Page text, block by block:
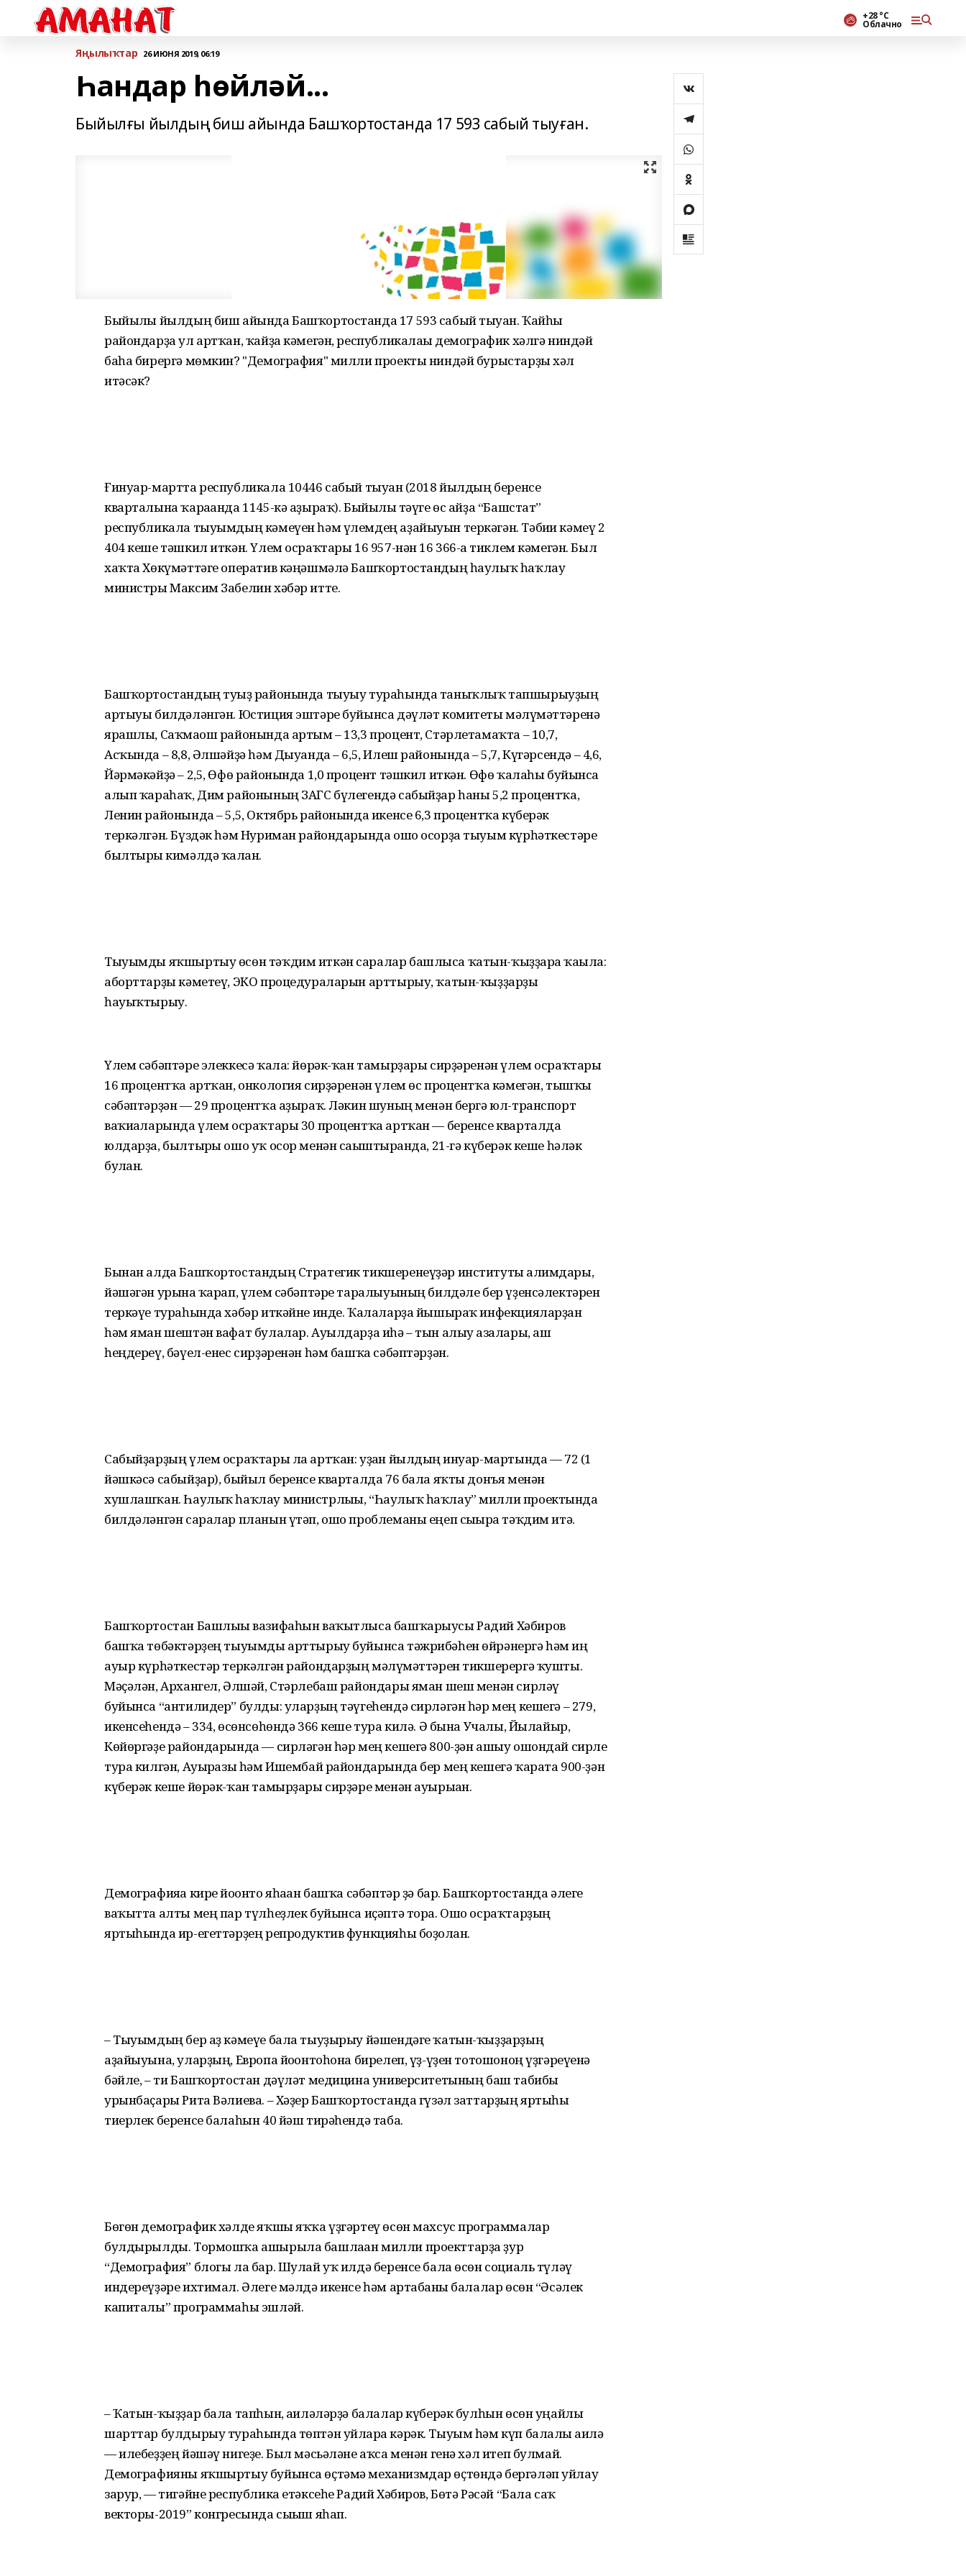
+28 °С
Облачно
Яңылыҡтар 26 ИЮНЯ 2019, 06:19
Һандар һөйләй...
Быйылғы йылдың биш айында Башҡортостанда 17 593 сабый тыуған.
Быйылғы йылдың биш айында Башҡортостанда 17 593 сабый тыуған. Ҡайһы
райондарҙа ул артҡан, ҡайҙа кәмегән, республикалағы демографик хәлгә ниндәй
баһа бирергә мөмкин? "Демография" милли проекты ниндәй бурыстарҙы хәл
итәсәк?
Ғинуар-мартта республикала 10446 сабый тыуған (2018 йылдың беренсе
кварталына ҡарағанда 1145-кә аҙыраҡ). Быйылғы тәүге өс айҙа “Башстат”
республикала тыуымдың кәмеүен һәм үлемдең аҙайыуын теркәгән. Тәбиғи кәмеү 2
404 кеше тәшкил иткән. Үлем осраҡтары 16 957-нән 16 366-ға тиклем кәмегән. Был
хаҡта Хөкүмәттәге оператив кәңәшмәлә Башҡортостандың һаулыҡ һаҡлау
министры Максим Забелин хәбәр итте.
Башҡортостандың туғыҙ районында тыуыу тураһында таныҡлыҡ тапшырыуҙың
артыуы билдәләнгән. Юстиция эштәре буйынса дәүләт комитеты мәғлүмәттәренә
ярашлы, Саҡмағош районында артым – 13,3 процент, Стәрлетамаҡта – 10,7,
Асҡында – 8,8, Әлшәйҙә һәм Дыуанда – 6,5, Илеш районында – 5,7, Күгәрсендә – 4,6,
Йәрмәкәйҙә – 2,5, Өфө районында 1,0 процент тәшкил иткән. Өфө ҡалаһы буйынса
алып ҡараһаҡ, Дим районының ЗАГС бүлегендә сабыйҙар һаны 5,2 процентҡа,
Ленин районында – 5,5, Октябрь районында икенсе 6,3 процентҡа күберәк
теркәлгән. Бүздәк һәм Нуриман райондарында ошо осорҙа тыуым күрһәткестәре
былтырғы кимәлдә ҡалған.
Тыуымды яҡшыртыу өсөн тәҡдим иткән саралар башлыса ҡатын-ҡыҙҙарға ҡағыла:
аборттарҙы кәметеү, ЭКО процедураларын арттырыу, ҡатын-ҡыҙҙарҙы
һауыҡтырыу.
Үлем сәбәптәре элеккесә ҡала: йөрәк-ҡан тамырҙары сирҙәренән үлем осраҡ­тары
16 процентҡа артҡан, онкология сирҙәренән үлем өс процентҡа кәмегән, тышҡы
сәбәптәрҙән — 29 процентҡа аҙы­раҡ. Ләкин шуның менән бергә юл-транспорт
ваҡиғаларында үлем осраҡтары 30 процентҡа артҡан — беренсе кварталда
юлдарҙа, былтырғы ошо уҡ осор менән сағыштырғанда, 21-гә күберәк кеше һәләк
булған.
Бынан алда Башҡортостандың Стратегик тикшеренеүҙәр институты ғалим­дары,
йәшәгән урынға ҡарап, үлем сәбәптәре таралыуының билдәле бер үҙенсәлектәрен
теркәүе тураһында хәбәр иткәйне инде. Ҡалаларҙа йышыраҡ инфекцияларҙан
һәм яман шештән вафат булалар. Ауылдарҙа иһә – тын алыу ағзалары, аш
һеңдереү, бәүел-енес сирҙәренән һәм башҡа сәбәптәрҙән.
Сабыйҙарҙың үлем осраҡтары ла артҡан: уҙған йылдың ғинуар-мартында — 72 (1
йәшкәсә сабыйҙар), быйыл беренсе кварталда 76 бала яҡты донъя менән
хушлашҡан. Һаулыҡ һаҡлау министрлығы, “Һаулыҡ һаҡлау” милли проектында
билдәләнгән саралар планын үтәп, ошо проблеманы еңеп сығырға тәҡдим итә.
Башҡортостан Башлығы вазифаһын ваҡытлыса башҡарыусы Радий Хәбиров
башҡа төбәктәрҙең тыуымды арттырыу буйынса тәжрибәһен өйрәнергә һәм иң
ауыр күрһәткестәр теркәлгән райондарҙың мәғлүмәттәрен тикшерергә ҡушты.
Мәҫәлән, Архангел, Әлшәй, Стәрлебаш райондары яман шеш менән сирләү
буйынса “антилидер” булды: уларҙың тәүгеһендә сирләгән һәр мең кешегә – 279,
икенсеһендә – 334, өсөнсөһөндә 366 кеше тура килә. Ә бына Учалы, Йылайыр,
Көйөргәҙе райондарында — сирләгән һәр мең кешегә 800-ҙән ашыу ошондай сирле
тура килгән, Ауырғазы һәм Ишембай райондарында бер мең кешегә ҡарата 900-ҙән
күберәк кеше йөрәк-ҡан тамырҙары сирҙәре менән ауырыған.
Демографияға кире йоғонто яһаған башҡа сәбәптәр ҙә бар. Башҡортостанда әлеге
ваҡытта алты мең пар түлһеҙлек буйынса иҫәптә тора. Ошо осраҡтарҙың
яртыһында ир-егеттәрҙең репродуктив функцияһы боҙолған.
– Тыуымдың бер аҙ кәмеүе бала тыуҙырыу йәшендәге ҡатын-ҡыҙҙарҙың
аҙайыуына, уларҙың, Европа йоғонтоһона бирелеп, үҙ-үҙен тотошоноң үҙгәреүенә
бәйле, – ти Башҡортостан дәүләт медицина университетының баш табибы
урынбаҫары Рита Вәлиева. – Хәҙер Башҡортостанда гүзәл заттарҙың яртыһы
тиерлек беренсе балаһын 40 йәш тирәһендә таба.
Бөгөн демографик хәлде яҡшы яҡҡа үҙгәртеү өсөн махсус программалар
булдырылды. Тормошҡа ашырыла башлаған милли проекттарҙа ҙур
“Демография” блогы ла бар. Шулай уҡ илдә беренсе бала өсөн социаль түләү
индереүҙәре ихтимал. Әлеге мәлдә икенсе һәм артабанғы балалар өсөн “Әсәлек
капиталы” программаһы эшләй.
– Ҡатын-ҡыҙҙар бала тапһын, ғаиләләр­ҙә балалар күберәк булһын өсөн уңайлы
шарттар булдырыу тураһында төптән уйларға кәрәк. Тыуым һәм күп балалы ғаилә
— илебеҙҙең йәшәү нигеҙе. Был мәсьәләне аҡса менән генә хәл итеп булмай.
Демографияны яҡшыртыу буйынса өҫтәмә механизмдар өҫтөндә бергәләп уйлау
зарур, — тигәйне республика етәксеһе Радий Хәбиров, Бөтә Рәсәй “Бала саҡ
векторы-2019” конгресында сығыш яһап.